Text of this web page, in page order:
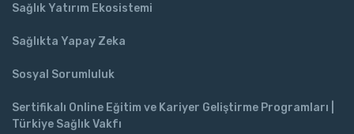
Sağlık Yatırım Ekosistemi
Sağlıkta Yapay Zeka
Sosyal Sorumluluk
Sertifikalı Online Eğitim ve Kariyer Geliştirme Programları |
Türkiye Sağlık Vakfı